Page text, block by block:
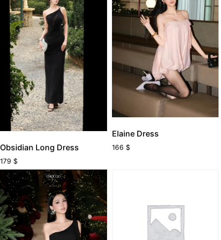
Obsidian Long Dress
179 $
Elaine Dress
166 $